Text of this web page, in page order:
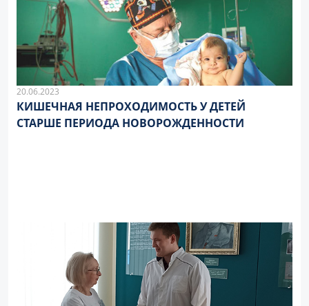
20.06.2023
КИШЕЧНАЯ НЕПРОХОДИМОСТЬ У ДЕТЕЙ
СТАРШЕ ПЕРИОДА НОВОРОЖДЕННОСТИ